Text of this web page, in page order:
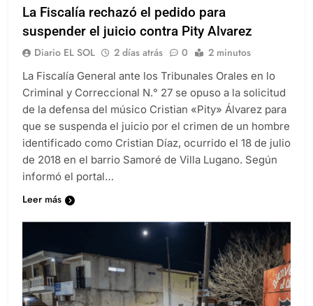
La Fiscalía rechazó el pedido para
suspender el juicio contra Pity Alvarez
Diario EL SOL 2 días atrás 0 2 minutos
La Fiscalía General ante los Tribunales Orales en lo
Criminal y Correccional N.° 27 se opuso a la solicitud
de la defensa del músico Cristian «Pity» Álvarez para
que se suspenda el juicio por el crimen de un hombre
identificado como Cristian Díaz, ocurrido el 18 de julio
de 2018 en el barrio Samoré de Villa Lugano. Según
informó el portal…
Leer más